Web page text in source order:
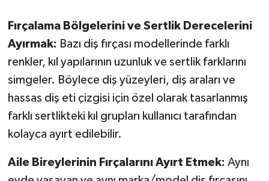
Fırçalama Bölgelerini ve Sertlik Derecelerini
Ayırmak: Bazı diş fırçası modellerinde farklı
renkler, kıl yapılarının uzunluk ve sertlik farklarını
simgeler. Böylece diş yüzeyleri, diş araları ve
hassas diş eti çizgisi için özel olarak tasarlanmış
farklı sertlikteki kıl grupları kullanıcı tarafından
kolayca ayırt edilebilir.
Aile Bireylerinin Fırçalarını Ayırt Etmek: Aynı